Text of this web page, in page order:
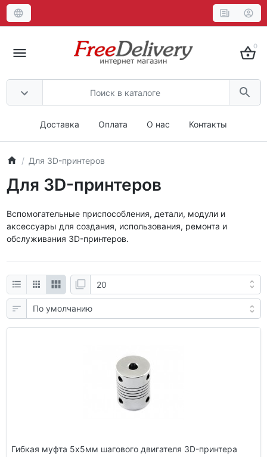
0
Доставка Оплата О нас Контакты
Для 3D-принтеров
Для 3D-принтеров
Вспомогательные приспособления, детали, модули и
аксессуары для создания, использования, ремонта и
обслуживания 3D-принтеров.
Гибкая муфта 5х5мм шагового двигателя 3D-принтера